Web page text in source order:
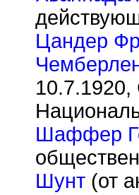
Цандер
Шаффер
Шунт (от